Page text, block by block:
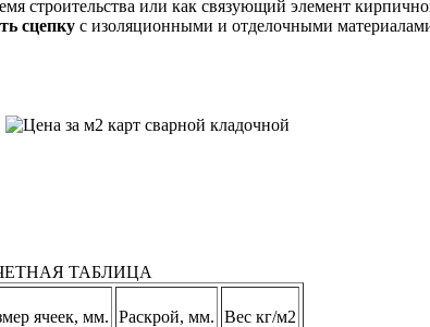
строительства или как связующий элемент
сцепку с изоляционными и отделочными
ТАБЛИЦА
ячеек, мм. Раскрой, мм. Вес кг/м2